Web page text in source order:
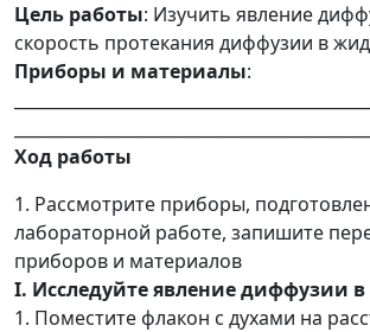
Цель работы: Изучить явление
скорость протекания диффузии в
Приборы и материалы:
Ход работы
1. Рассмотрите приборы,
лабораторной работе, запишите
приборов и материалов
I. Исследуйте явление диффузии в
1. Поместите флакон с духами на